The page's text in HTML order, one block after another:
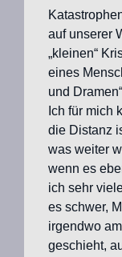
auf unserer
„kleinen“
eines
und
Ich für mich
die Distanz
was weiter
wenn es
ich sehr
es schwer,
irgendwo
geschieht,